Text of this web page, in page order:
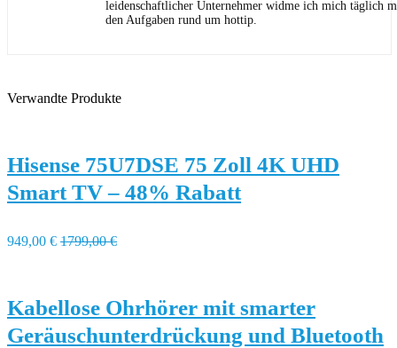
leidenschaftlicher Unternehmer widme ich mich täglich
den Aufgaben rund um hottip.
Verwandte Produkte
Hisense 75U7DSE 75 Zoll 4K UHD
Smart TV – 48% Rabatt
949,00 € 1799,00 €
Kabellose Ohrhörer mit smarter
Geräuschunterdrückung und Bluetooth